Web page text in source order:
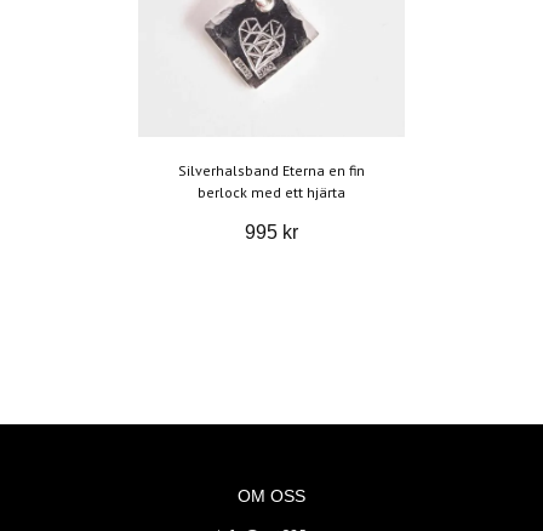
Silverhalsband Eterna en fin
berlock med ett hjärta
995 kr
OM OSS